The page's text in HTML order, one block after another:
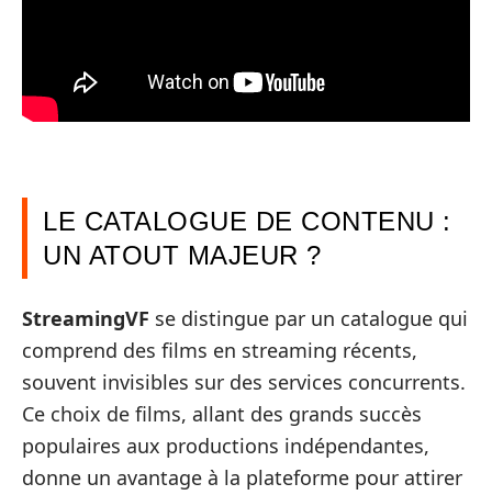
LE CATALOGUE DE CONTENU :
UN ATOUT MAJEUR ?
StreamingVF se distingue par un catalogue qui
comprend des films en streaming récents,
souvent invisibles sur des services concurrents.
Ce choix de films, allant des grands succès
populaires aux productions indépendantes,
donne un avantage à la plateforme pour attirer